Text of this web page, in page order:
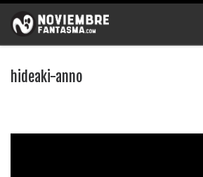
Saltar al contenido
hideaki-anno